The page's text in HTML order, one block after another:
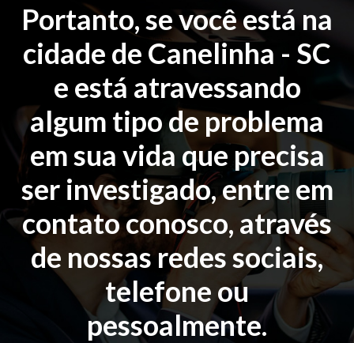
Portanto, se você está na
cidade de Canelinha - SC
e está atravessando
algum tipo de problema
em sua vida que precisa
ser investigado, entre em
contato conosco, através
de nossas redes sociais,
telefone ou
pessoalmente.